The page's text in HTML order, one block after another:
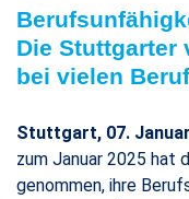
Die Stuttgarter
bei vielen
Stuttgart, 07.
zum Januar 2025 hat
genommen, ihre